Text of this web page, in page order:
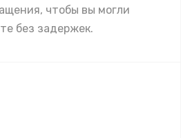
чтобы вы могли
без задержек.